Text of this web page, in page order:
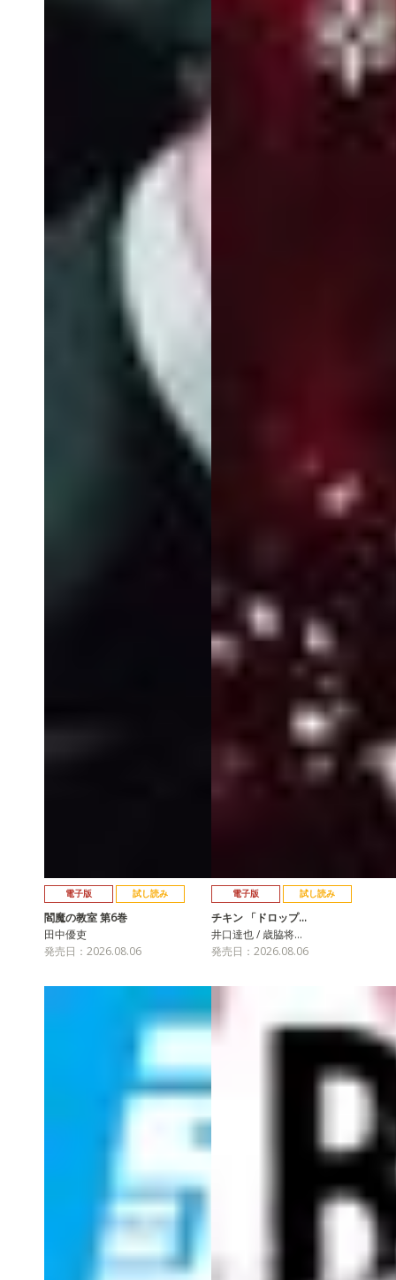
電子版 試し読み
閻魔の教室 第6巻
田中優吏
発売日：2026.08.06
電子版 試し読み
チキン 「ドロップ…
井口達也 / 歳脇将…
発売日：2026.08.06